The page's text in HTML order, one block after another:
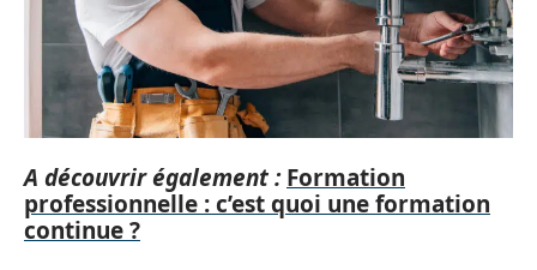
A découvrir également : Formation
professionnelle : c’est quoi une formation
continue ?